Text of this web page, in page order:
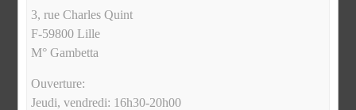
3, rue Charles Quint
F-59800 Lille
M° Gambetta
Ouverture:
Jeudi, vendredi: 16h30-20h00